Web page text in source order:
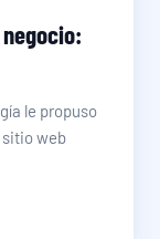
le propuso
sitio web